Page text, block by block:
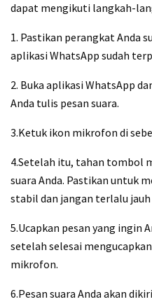
dapat mengikuti langkah-
1. Pastikan perangkat Anda
aplikasi WhatsApp sudah
2. Buka aplikasi WhatsApp
Anda tulis pesan suara.
3.Ketuk ikon mikrofon di
4.Setelah itu, tahan tombol
suara Anda. Pastikan untuk
stabil dan jangan terlalu
5.Ucapkan pesan yang ingin
setelah selesai
mikrofon.
6.Pesan suara Anda akan